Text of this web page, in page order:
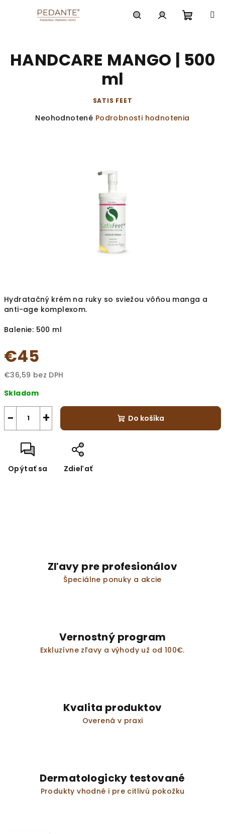
košík
Hydratačný krém na ruky so sviežou vôňou manga a
anti-age komplexom.
Balenie: 500 ml
€45
€36,59 bez DPH
cena:
Skladom
+
− Do košíka
Opýtať sa Zdieľať
HANDCARE MANGO | 500
ml
SATIS FEET
Priemerné
Neohodnotené Podrobnosti hodnotenia
Zľavy pre profesionálov
Špeciálne ponuky a akcie
Vernostný program
Exkluzívne zľavy a výhody už od 100€.
Kvalita produktov
Overená v praxi
Dermatologicky testované
Produkty vhodné i pre citlivú pokožku